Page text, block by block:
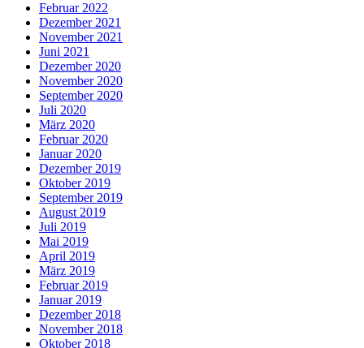
Februar 2022
Dezember 2021
November 2021
Juni 2021
Dezember 2020
November 2020
September 2020
Juli 2020
März 2020
Februar 2020
Januar 2020
Dezember 2019
Oktober 2019
September 2019
August 2019
Juli 2019
Mai 2019
April 2019
März 2019
Februar 2019
Januar 2019
Dezember 2018
November 2018
Oktober 2018